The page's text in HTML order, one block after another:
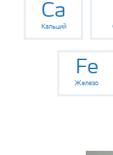
Ca
Кальций
Fe
Железо